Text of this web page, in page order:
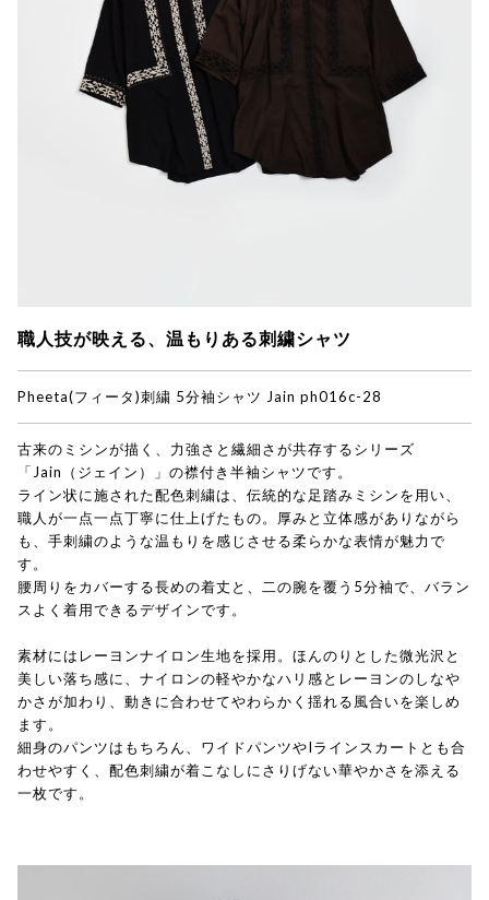
職人技が映える、温もりある刺繍シャツ
Pheeta(フィータ)刺繍 5分袖シャツ Jain ph016c-28
古来のミシンが描く、力強さと繊細さが共存するシリーズ
「Jain（ジェイン）」の襟付き半袖シャツです。
ライン状に施された配色刺繍は、伝統的な足踏みミシンを用い、
職人が一点一点丁寧に仕上げたもの。厚みと立体感がありながら
も、手刺繍のような温もりを感じさせる柔らかな表情が魅力で
す。
腰周りをカバーする長めの着丈と、二の腕を覆う5分袖で、バラン
スよく着用できるデザインです。
素材にはレーヨンナイロン生地を採用。ほんのりとした微光沢と
美しい落ち感に、ナイロンの軽やかなハリ感とレーヨンのしなや
かさが加わり、動きに合わせてやわらかく揺れる風合いを楽しめ
ます。
細身のパンツはもちろん、ワイドパンツやIラインスカートとも合
わせやすく、配色刺繍が着こなしにさりげない華やかさを添える
一枚です。